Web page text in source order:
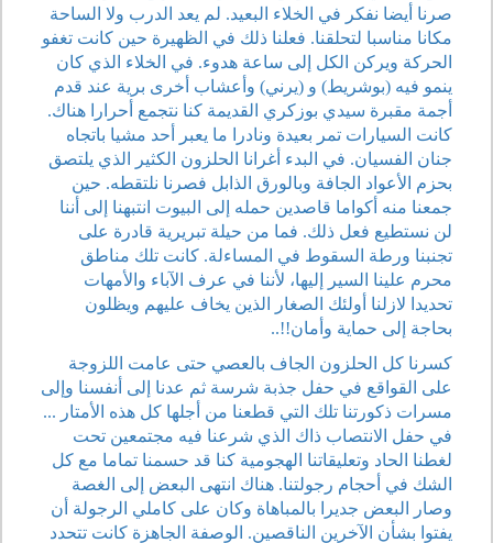
صرنا أيضا نفكر في الخلاء البعيد. لم يعد الدرب ولا الساحة
مكانا مناسبا لتحلقنا. فعلنا ذلك في الظهيرة حين كانت تغفو
الحركة ويركن الكل إلى ساعة هدوء. في الخلاء الذي كان
ينمو فيه (بوشريط) و (يرني) وأعشاب أخرى برية عند قدم
أجمة مقبرة سيدي بوزكري القديمة كنا نتجمع أحرارا هناك.
كانت السيارات تمر بعيدة ونادرا ما يعبر أحد مشيا باتجاه
جنان الفسيان. في البدء أغرانا الحلزون الكثير الذي يلتصق
بحزم الأعواد الجافة وبالورق الذابل فصرنا نلتقطه. حين
جمعنا منه أكواما قاصدين حمله إلى البيوت انتبهنا إلى أننا
لن نستطيع فعل ذلك. فما من حيلة تبريرية قادرة على
تجنبنا ورطة السقوط في المساءلة. كانت تلك مناطق
محرم علينا السير إليها، لأننا في عرف الآباء والأمهات
تحديدا لازلنا أولئك الصغار الذين يخاف عليهم ويظلون
بحاجة إلى حماية وأمان!!..
كسرنا كل الحلزون الجاف بالعصي حتى عامت اللزوجة
على القواقع في حفل جذبة شرسة ثم عدنا إلى أنفسنا وإلى
مسرات ذكورتنا تلك التي قطعنا من أجلها كل هذه الأمتار ...
في حفل الانتصاب ذاك الذي شرعنا فيه مجتمعين تحت
لغطنا الحاد وتعليقاتنا الهجومية كنا قد حسمنا تماما مع كل
الشك في أحجام رجولتنا. هناك انتهى البعض إلى الغصة
وصار البعض جديرا بالمباهاة وكان على كاملي الرجولة أن
يفتوا بشأن الآخرين الناقصين. الوصفة الجاهزة كانت تتحدد